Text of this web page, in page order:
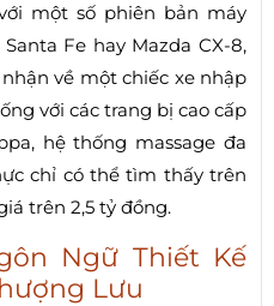
một số phiên bản máy
Fe hay Mazda CX-8,
về một chiếc xe nhập
với các trang bị cao cấp
hệ thống massage đa
chỉ có thể tìm thấy trên
trên 2,5 tỷ đồng.
Ngữ Thiết Kế
Lưu